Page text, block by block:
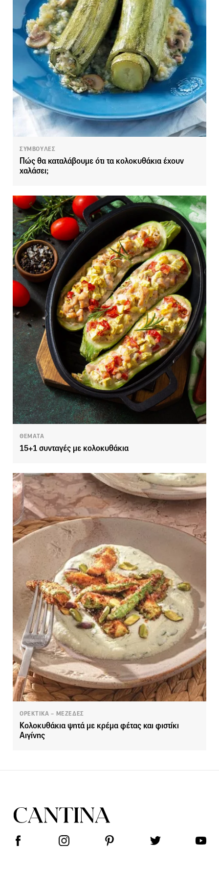
ΣΥΜΒΟΥΛΕΣ
Πώς θα καταλάβουμε ότι τα κολοκυθάκια έχουν
χαλάσει;
ΘΕΜΑΤΑ
15+1 συνταγές με κολοκυθάκια
ΟΡΕΚΤΙΚΑ – ΜΕΖΕΔΕΣ
Κολοκυθάκια ψητά με κρέμα φέτας και φιστίκι
Αιγίνης